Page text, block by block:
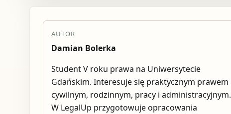
AUTOR
Damian Bolerka
Student V roku prawa na Uniwersytecie
Gdańskim. Interesuje się praktycznym prawem
cywilnym, rodzinnym, pracy i administracyjnym.
W LegalUp przygotowuje opracowania